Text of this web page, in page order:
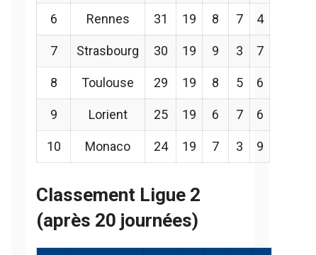
6 Rennes 31 19 8 7 4
7 Strasbourg 30 19 9 3 7
8 Toulouse 29 19 8 5 6
9 Lorient 25 19 6 7 6
10 Monaco 24 19 7 3 9
Classement Ligue 2
(après 20 journées)